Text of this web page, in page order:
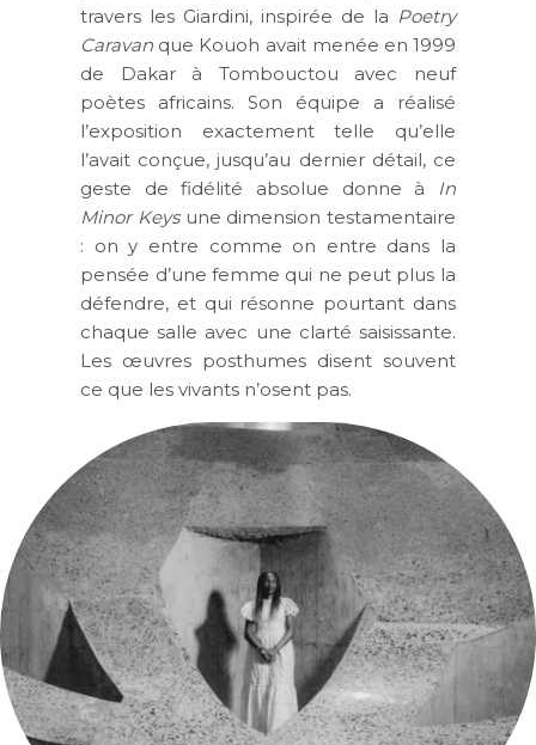
travers les Giardini, inspirée de la Poetry
Caravan que Kouoh avait menée en 1999
de Dakar à Tombouctou avec neuf
poètes africains. Son équipe a réalisé
l’exposition exactement telle qu’elle
l’avait conçue, jusqu’au dernier détail, ce
geste de fidélité absolue donne à
In
Minor Keysune dimension testamentaire
: on y entre comme on entre dans la
pensée d’une femme qui ne peut plus la
défendre, et qui résonne pourtant dans
chaque salle avec une clarté saisissante.
Les œuvres posthumes disent souvent
ce que les vivants n’osent pas.